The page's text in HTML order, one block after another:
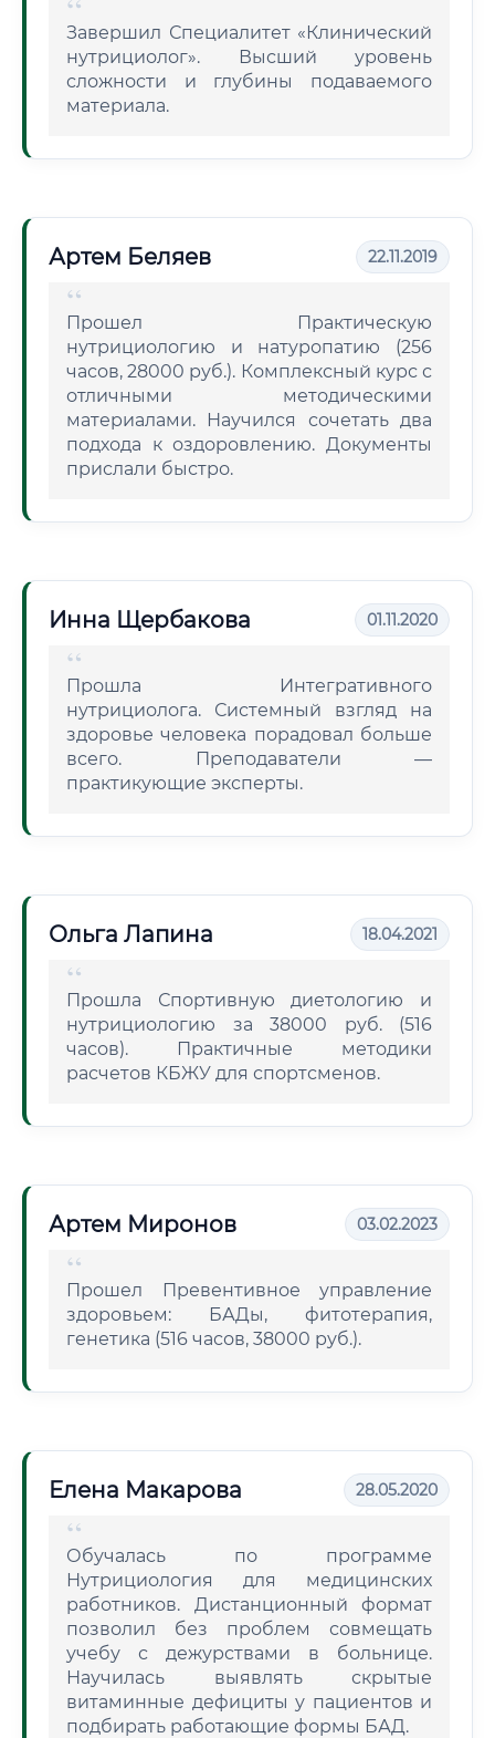
Завершил Специалитет «Клинический
нутрициолог». Высший уровень
сложности и глубины подаваемого
материала.
Артем Беляев 22.11.2019
Прошел Практическую
нутрициологию и натуропатию (256
часов, 28000 руб.). Комплексный курс с
отличными методическими
материалами. Научился сочетать два
подхода к оздоровлению. Документы
прислали быстро.
Инна Щербакова 01.11.2020
Прошла Интегративного
нутрициолога. Системный взгляд на
здоровье человека порадовал больше
всего. Преподаватели —
практикующие эксперты.
Ольга Лапина 18.04.2021
Прошла Спортивную диетологию и
нутрициологию за 38000 руб. (516
часов). Практичные методики
расчетов КБЖУ для спортсменов.
Артем Миронов 03.02.2023
Прошел Превентивное управление
здоровьем: БАДы, фитотерапия,
генетика (516 часов, 38000 руб.).
Елена Макарова 28.05.2020
Обучалась по программе
Нутрициология для медицинских
работников. Дистанционный формат
позволил без проблем совмещать
учебу с дежурствами в больнице.
Научилась выявлять скрытые
витаминные дефициты у пациентов и
подбирать работающие формы БАД.